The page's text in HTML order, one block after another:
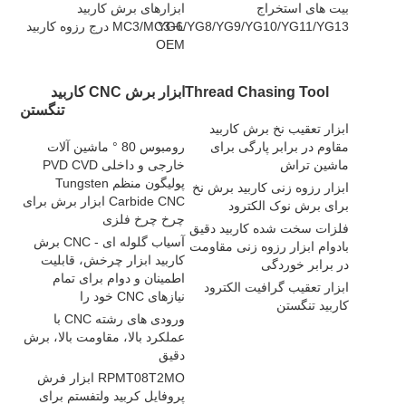
بیت های استخراج
YG6/YG8/YG9/YG10/YG11/YG13
ابزارهای برش کاربید
MC3/MC3+L درج رزوه کاربید
OEM
Thread Chasing Tool
ابزار تعقیب نخ برش کاربید
مقاوم در برابر پارگی برای
ماشین تراش
ابزار رزوه زنی کاربید برش نخ
برای برش نوک الکترود
فلزات سخت شده کاربید دقیق
بادوام ابزار رزوه زنی مقاومت
در برابر خوردگی
ابزار تعقیب گرافیت الکترود
کاربید تنگستن
ابزار برش CNC کاربید
تنگستن
رومبوس 80 ° ماشین آلات
خارجی و داخلی PVD CVD
پولیگون منظم Tungsten
Carbide CNC ابزار برش برای
چرخ چرخ فلزی
آسیاب گلوله ای - CNC برش
کاربید ابزار چرخش، قابلیت
اطمینان و دوام برای تمام
نیازهای CNC خود را
ورودی های رشته CNC با
عملکرد بالا، مقاومت بالا، برش
دقیق
RPMT08T2MO ابزار فرش
پروفایل کربید ولتفستم برای